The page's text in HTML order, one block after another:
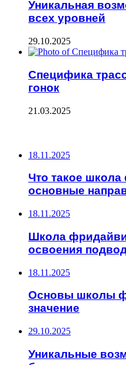
Уникальная
всех уровней
29.10.2025
Специфика
гонок
21.03.2025
18.11.2025
Что такое
основные
18.11.2025
Школа
освоения
18.11.2025
Основы школы
значение
29.10.2025
Уникальные